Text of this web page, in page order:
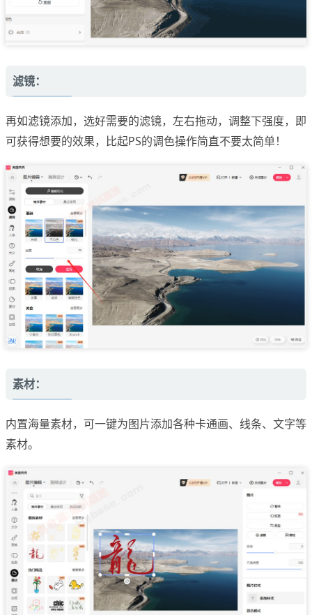
滤镜：
再如滤镜添加，选好需要的滤镜，左右拖动，调整下强度，即
可获得想要的效果，比起PS的调色操作简直不要太简单！
素材：
内置海量素材，可一键为图片添加各种卡通画、线条、文字等
素材。